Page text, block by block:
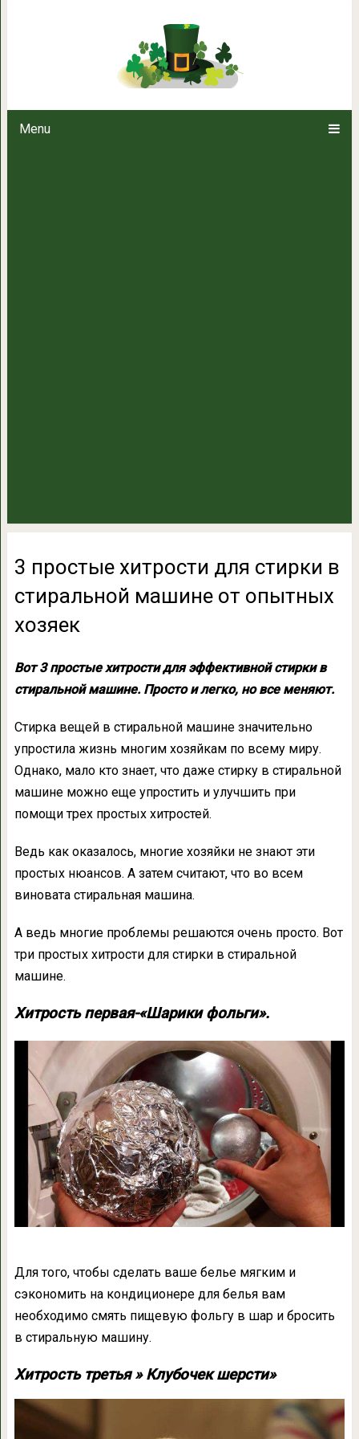
Menu
3 простые хитрости для
3 простые хитрости для стирки в
стиральной машине от опытных
хозяек
Вот 3 простые хитрости для эффективной стирки в
стиральной машине. Просто и легко, но все меняют.
Стирка вещей в стиральной машине значительно
упростила жизнь многим хозяйкам по всему миру.
Однако, мало кто знает, что даже стирку в стиральной
машине можно еще упростить и улучшить при
помощи трех простых хитростей.
Ведь как оказалось, многие хозяйки не знают эти
простых нюансов. А затем считают, что во всем
виновата стиральная машина.
А ведь многие проблемы решаются очень просто. Вот
три простых хитрости для стирки в стиральной
машине.
Хитрость первая-«Шарики фольги».
Для того, чтобы сделать ваше белье мягким и
сэкономить на кондиционере для белья вам
необходимо смять пищевую фольгу в шар и бросить
в стиральную машину.
Хитрость третья » Клубочек шерсти»